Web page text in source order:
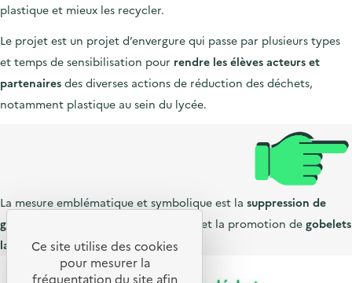
plastique et mieux les recycler.
Le projet est un projet d’envergure qui passe par plusieurs types
et temps de sensibilisation pour rendre les élèves acteurs et
partenaires des diverses actions de réduction des déchets,
notamment plastique au sein du lycée.
La mesure emblématique et symbolique est la suppression de
gobelets jetables à la machine à café
et la promotion de gobelets
lavablesetréutilisables.
Ce site utilise des cookies
pour mesurer la
fréquentation du site afin